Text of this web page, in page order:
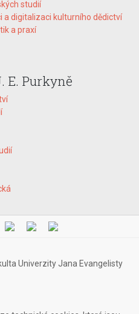
studií
digitalizaci kulturního dědictví
a praxí
E. Purkyně
Univerzity Jana Evangelisty